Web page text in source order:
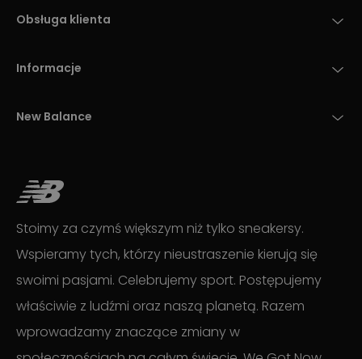
Obsługa klienta
Informacje
New Balance
Stoimy za czymś większym niż tylko sneakersy.
Wspieramy tych, którzy nieustraszenie kierują się
swoimi pasjami. Celebrujemy sport. Postępujemy
właściwie z ludźmi oraz naszą planetą. Razem
wprowadzamy znaczące zmiany w